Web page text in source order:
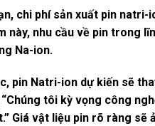
chi phí sản xuất pin
này, nhu cầu về pin trong
Na-ion.
pin Natri-ion dự kiến ​​sẽ
“Chúng tôi kỳ vọng công
Giá vật liệu pin rõ ràng